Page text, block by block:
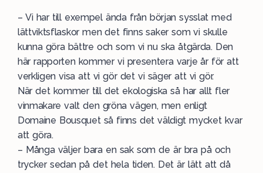
– Vi har till exempel ända från början sysslat med
lättviktsflaskor men det finns saker som vi skulle
kunna göra bättre och som vi nu ska åtgärda. Den
här rapporten kommer vi presentera varje år för att
verkligen visa att vi gör det vi säger att vi gör.
När det kommer till det ekologiska så har allt fler
vinmakare valt den gröna vägen, men enligt
Domaine Bousquet så finns det väldigt mycket kvar
att göra.
– Många väljer bara en sak som de är bra på och
trycker sedan på det hela tiden. Det är lätt att då